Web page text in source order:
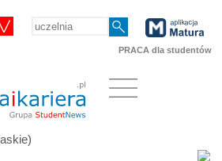
PRACA dla studentów